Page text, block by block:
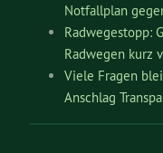
Notfallplan
Radwegestopp:
Radwegen kurz
Viele Fragen
Anschlag